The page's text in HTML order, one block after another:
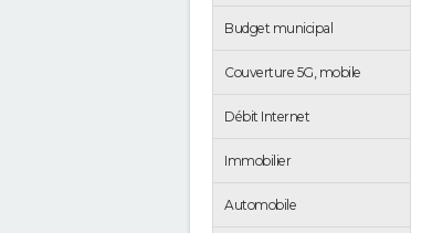
Budget municipal
Couverture 5G, mobile
Débit Internet
Immobilier
Automobile